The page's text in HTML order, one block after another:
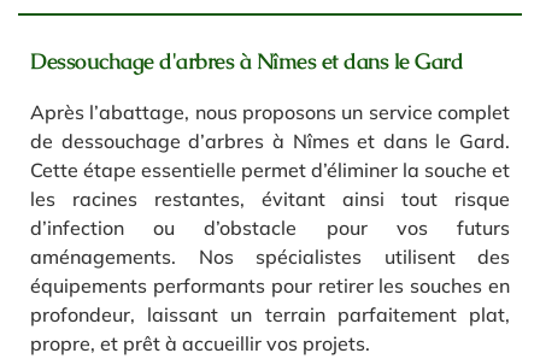
Dessouchage d'arbres à Nîmes et dans le Gard
Après l’abattage, nous proposons un service complet
de dessouchage d’arbres à Nîmes et dans le Gard.
Cette étape essentielle permet d’éliminer la souche et
les racines restantes, évitant ainsi tout risque
d’infection ou d’obstacle pour vos futurs
aménagements. Nos spécialistes utilisent des
équipements performants pour retirer les souches en
profondeur, laissant un terrain parfaitement plat,
propre, et prêt à accueillir vos projets.